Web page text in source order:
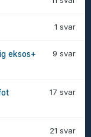
1 svar
9 svar
eksos+
17 svar
21 svar